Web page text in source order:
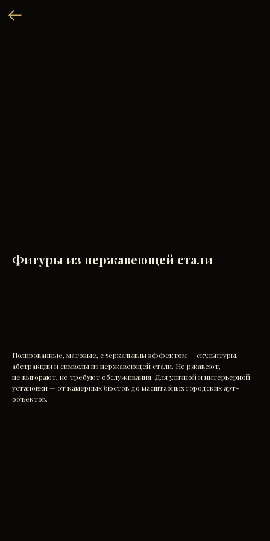
Фигуры из нержавеющей стали
Полированные, матовые, с зеркальным эффектом — скульптуры,
абстракции и символы из нержавеющей стали. Не ржавеют,
не выгорают, не требуют обслуживания. Для уличной и интерьерной
установки — от камерных бюстов до масштабных городских арт-
объектов.